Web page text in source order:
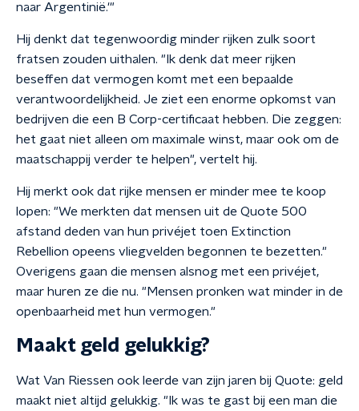
naar Argentinië.'"
Hij denkt dat tegenwoordig minder rijken zulk soort
fratsen zouden uithalen. "Ik denk dat meer rijken
beseffen dat vermogen komt met een bepaalde
verantwoordelijkheid. Je ziet een enorme opkomst van
bedrijven die een B Corp-certificaat hebben. Die zeggen:
het gaat niet alleen om maximale winst, maar ook om de
maatschappij verder te helpen", vertelt hij.
Hij merkt ook dat rijke mensen er minder mee te koop
lopen: "We merkten dat mensen uit de Quote 500
afstand deden van hun privéjet toen Extinction
Rebellion opeens vliegvelden begonnen te bezetten."
Overigens gaan die mensen alsnog met een privéjet,
maar huren ze die nu. "Mensen pronken wat minder in de
openbaarheid met hun vermogen."
Maakt geld gelukkig?
Wat Van Riessen ook leerde van zijn jaren bij Quote: geld
maakt niet altijd gelukkig. "Ik was te gast bij een man die